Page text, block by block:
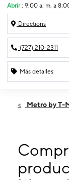
Abrir : 9:00 a. m. a
Directions
(727) 210-2311
Más detalles
Jueves:9:00
Lunes:
9:00
Martes: 9:00
Miérc:9:00
Metro by T-